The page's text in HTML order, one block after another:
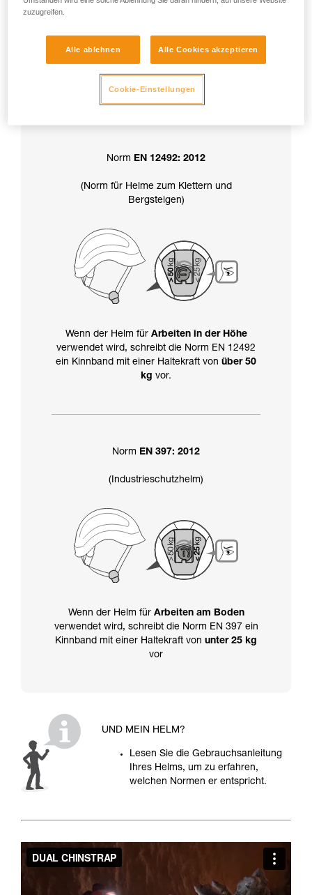
Die Wahl der Haltekraft des Kinnbands
bestimmt auch die Zertifizierung
Norm EN 12492: 2012
(Norm für Helme zum Klettern und
Bergsteigen)
Wenn der Helm für Arbeiten in der Höhe
verwendet wird, schreibt die Norm EN 12492
ein Kinnband mit einer Haltekraft von über 50
kg vor.
Norm EN 397: 2012
(Industrieschutzhelm)
Wenn der Helm für Arbeiten am Boden
verwendet wird, schreibt die Norm EN 397 ein
Kinnband mit einer Haltekraft von unter 25 kg
vor
UND MEIN HELM?
Lesen Sie die Gebrauchsanleitung
Ihres Helms, um zu erfahren,
welchen Normen er entspricht.
zuzugreifen.
Alle ablehnen Alle Cookies akzeptieren
Cookie-Einstellungen